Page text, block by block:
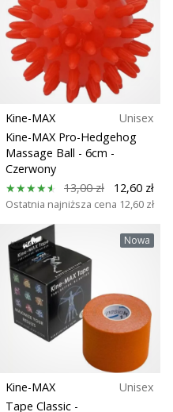
Kine-MAX
Unisex
Kine-MAX Pro-Hedgehog
Massage Ball - 6cm -
Czerwony
13,00 zł
12,60 zł
Ostatnia najniższa cena 12,60 zł
Nowa
Kine-MAX
Unisex
Tape Classic -